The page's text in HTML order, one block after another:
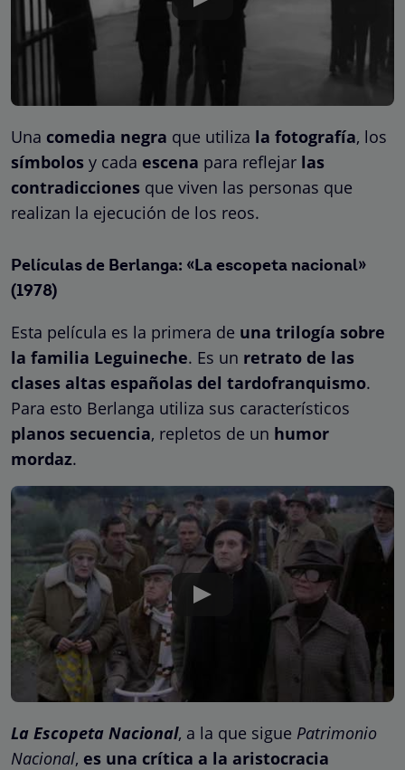
Una comedia negra que utiliza la fotografía, los
símbolos y cada escena para reflejar las
contradicciones que viven las personas que
realizan la ejecución de los reos.
Películas de Berlanga: «La escopeta nacional»
(1978)
Esta película es la primera de una trilogía sobre
la familia Leguineche. Es un retrato de las
clases altas españolas del tardofranquismo.
Para esto Berlanga utiliza sus característicos
planos secuencia, repletos de un humor
mordaz.
La Escopeta Nacional, a la que sigue Patrimonio
Nacional, es una crítica a la aristocracia